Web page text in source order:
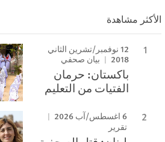
الأكثر مشاهدة
12 نوفمبر/تشرين الثاني
2018
بيان صحفي
باكستان: حرمان
الفتيات من التعليم
6 اغسطس/آب 2026
تقرير